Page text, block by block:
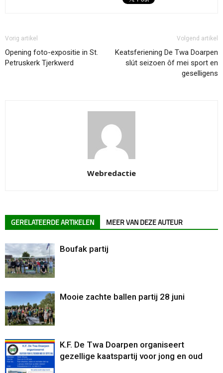
Vorig artikel
Opening foto-expositie in St.
Petruskerk Tjerkwerd
Volgend artikel
Keatsferiening De Twa Doarpen
slút seizoen ôf mei sport en
geselligens
Webredactie
GERELATEERDE ARTIKELEN MEER VAN DEZE AUTEUR
Boufak partij
Mooie zachte ballen partij 28 juni
K.F. De Twa Doarpen organiseert
gezellige kaatspartij voor jong en oud